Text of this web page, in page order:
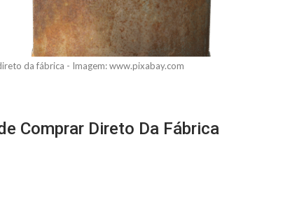
da fábrica - Imagem: www.pixabay.com
Comprar Direto Da Fábrica